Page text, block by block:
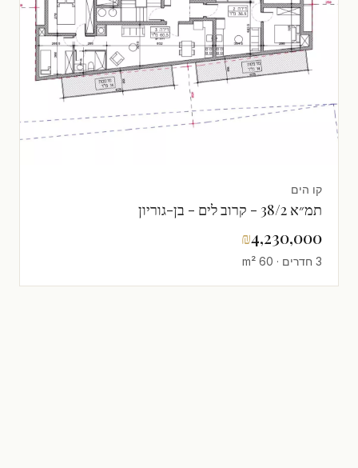
קו הים
תמ״א 38/2 - קרוב לים - בן-גוריון
₪4,230,000
3 חדרים · 60 m²